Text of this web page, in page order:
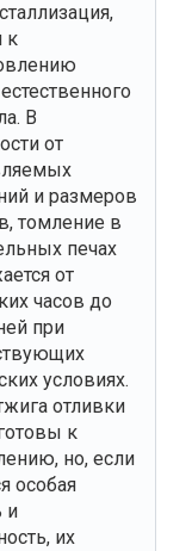
к
В
от
и размеров
томление в
печах
от
часов до
при
условиях.
отливки
к
но, если
особая
и
их